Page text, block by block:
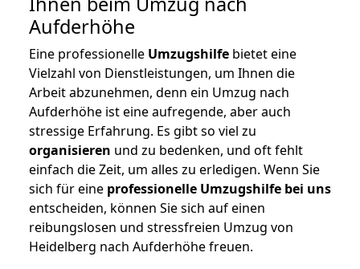
Aufderhöhe
Eine professionelle Umzugshilfe bietet eine
Vielzahl von Dienstleistungen, um Ihnen die
Arbeit abzunehmen, denn ein Umzug nach
Aufderhöhe ist eine aufregende, aber auch
stressige Erfahrung. Es gibt so viel zu
organisieren und zu bedenken, und oft fehlt
einfach die Zeit, um alles zu erledigen. Wenn Sie
sich für eine professionelle Umzugshilfe bei uns
entscheiden, können Sie sich auf einen
reibungslosen und stressfreien Umzug von
Heidelberg nach Aufderhöhe freuen.